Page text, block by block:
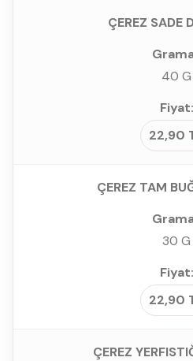
ÇEREZ SADE
40 G
22,90
ÇEREZ TAM
30 G
22,90
ÇEREZ